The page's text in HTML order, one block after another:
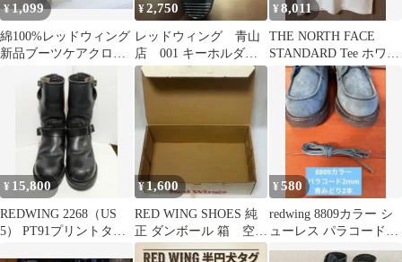
¥1,099
綿100%レッドウィング
新品ブーツケアクロス
シューケア97195アイボ
リー 白
¥2,750
レッドウィング 青山
店 001 キーホルダ
ー ピンバッジ
¥8,011
THE NORTH FACE
STANDARD Tee ホワイ
ト L
¥ 15,800
REDWING 2268（US
5） PT91プリントタグ
¥1,600
RED WING SHOES 純
正 ダンボール 箱 空箱
のみ
¥580
redwing 8809カラー シ
ューレス パラコード
2mm 青みどり